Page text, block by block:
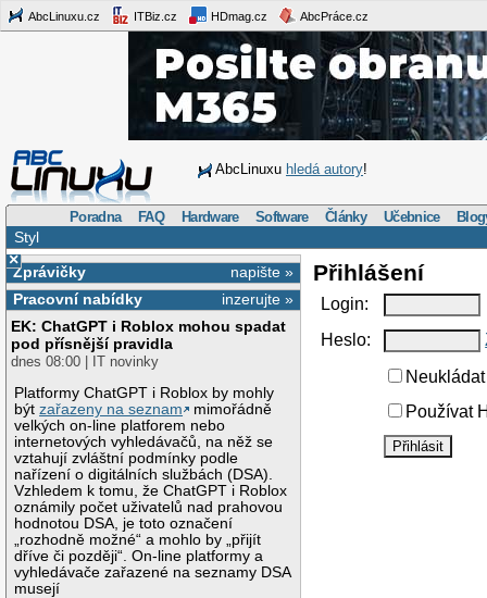
AbcLinuxu.cz ITBiz.cz HDmag.cz AbcPráce.cz
AbcLinuxu hledá autory!
Poradna FAQ Hardware Software Články Učebnice
Styl
×
napište »
Zprávičky
inzerujte »
Pracovní nabídky
EK: ChatGPT i Roblox mohou spadat
pod přísnější pravidla
dnes 08:00 | IT novinky
Platformy ChatGPT i Roblox by mohly
býtzařazeny na seznam
mimořádně
velkých on-line platforem nebo
internetových vyhledávačů, na něž se
vztahují zvláštní podmínky podle
nařízení o digitálních službách (DSA).
Vzhledem k tomu, že ChatGPT i Roblox
oznámily počet uživatelů nad prahovou
hodnotou DSA, je toto označení
„rozhodně možné“ a mohlo by „přijít
dříve či později“. On-line platformy a
vyhledávače zařazené na seznamy DSA
musejí
Přihlášení
Login:
Heslo:
Používat